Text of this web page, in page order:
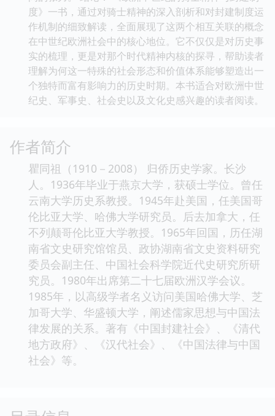
度》一书，通过对骑士精神的深入剖析和对封建制度运
作机制的细致解读，全面展现了这两个相互关联的概念
在中世纪欧洲社会中的核心地位。它不仅仅是对历史事
实的梳理，更是对那个时代精神内核的探寻，帮助读者
理解为何这一特殊的社会形态和价值体系能够塑造出一
个独特而富有影响力的历史时期。本书适合对欧洲中世
纪史、军事史、社会史以及文化史感兴趣的读者阅读。
作者简介
瞿同祖（1910－2008） 归侨历史学家。长沙
人。1936年毕业于燕京大学，获硕士学位。曾任
云南大学历史系教授。1945年赴美国，任美国哥
伦比亚大学、哈佛大学研究员。后去加拿大，任
不列颠哥伦比亚大学教授。1965年回国，历任湖
南省文史研究馆馆员、政协湖南省文史资料研究
委员会副主任、中国社会科学院近代史研究所研
究员。1980年出席第二十七届欧洲汉学会议。
1985年，以高级学者名义访问美国哈佛大学、芝
加哥大学、华盛顿大学，阐述儒家思想与中国法
律发展的关系。著有《中国封建社会》、《清代
地方政府》、《汉代社会》、《中国法律与中国
社会》等。